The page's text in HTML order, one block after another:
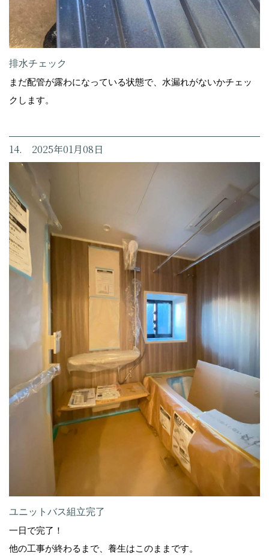
排水チェック
まだ配管が露わになっている状態で、水漏れがないかチェッ
クします。
14. 2025年01月08日
ユニットバス組立完了
一日で完了！
他の工事が終わるまで、養生はこのままです。